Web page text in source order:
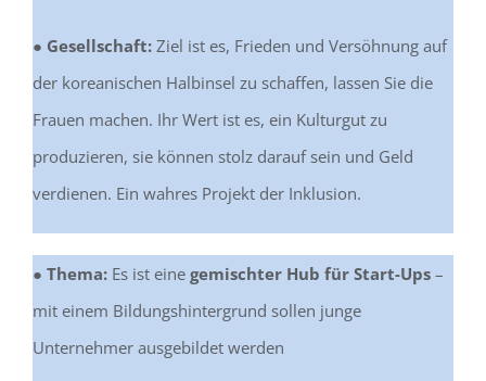
● Gesellschaft: Ziel ist es, Frieden und Versöhnung auf
der koreanischen Halbinsel zu schaffen, lassen Sie die
Frauen machen. Ihr Wert ist es, ein Kulturgut zu
produzieren, sie können stolz darauf sein und Geld
verdienen. Ein wahres Projekt der Inklusion.
● Thema:Es ist eine gemischter Hub für Start-Ups–
mit einem Bildungshintergrund sollen junge
Unternehmer ausgebildet werden